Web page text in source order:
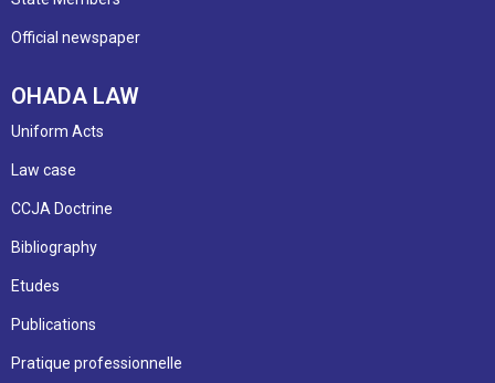
Official newspaper
OHADA LAW
Uniform Acts
Law case
CCJA Doctrine
Bibliography
Etudes
Publications
Pratique professionnelle